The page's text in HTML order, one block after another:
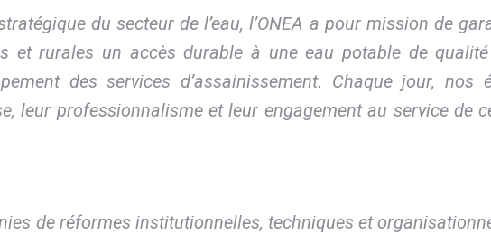
du secteur de l’eau, l’ONEA a pour mission de
et rurales un accès durable à une eau potable de
des services d’assainissement. Chaque jour, nos
leur professionnalisme et leur engagement au service de
de réformes institutionnelles, techniques et